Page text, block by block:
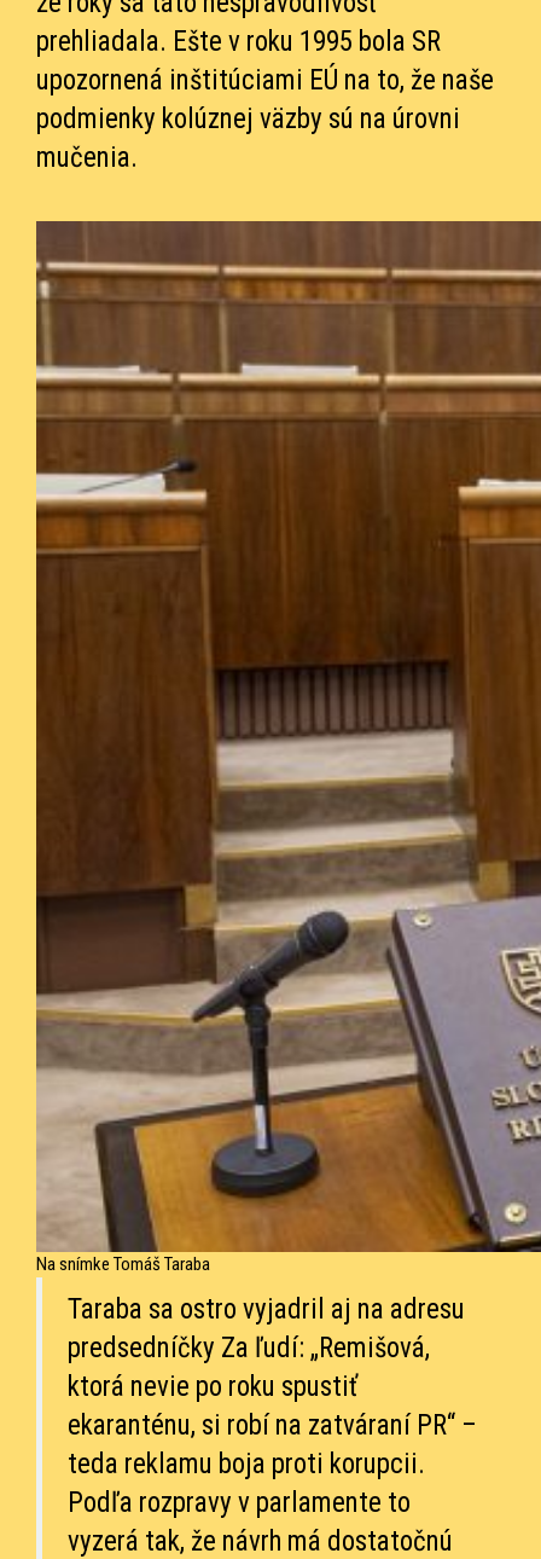
prehliadala. Ešte v roku 1995 bola SR
upozornená inštitúciami EÚ na to, že naše
podmienky kolúznej väzby sú na úrovni
mučenia.
Na snímke Tomáš Taraba
Taraba sa ostro vyjadril aj na adresu
predsedníčky Za ľudí: „Remišová,
ktorá nevie po roku spustiť
ekaranténu, si robí na zatváraní PR“ –
teda reklamu boja proti korupcii.
Podľa rozpravy v parlamente to
vyzerá tak, že návrh má dostatočnú